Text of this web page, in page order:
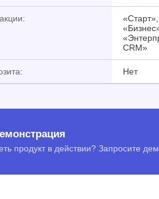
CRM»
Нет
продукт в действии? Запросите